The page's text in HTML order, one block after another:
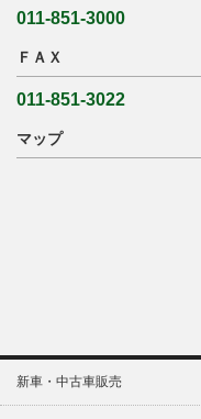
011-851-3000
ＦＡＸ
011-851-3022
マップ
新車・中古車販売